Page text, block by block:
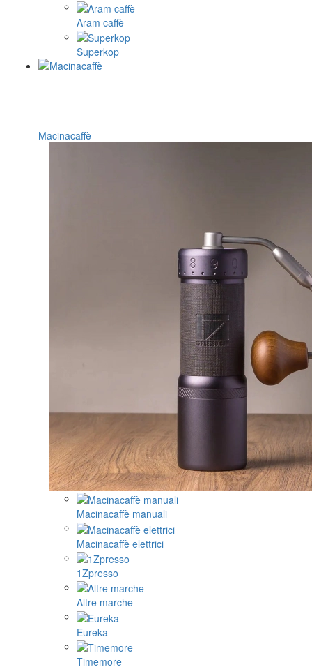
Aram caffè
Superkop
Macinacaffè
Macinacaffè manuali
Macinacaffè elettrici
1Zpresso
Altre marche
Eureka
Timemore